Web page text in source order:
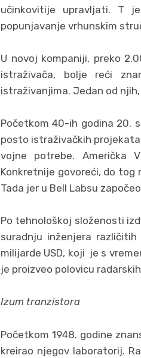
učinkovitije upravljati. T
popunjavanje vrhunskim
U novoj kompaniji, preko
istraživača, bolje reći
istraživanjima. Jedan od njih,
Početkom 40-ih godina 20.
posto istraživačkih
vojne potrebe. Američka
Konkretnije govoreći, do tog
Tada jer u Bell Labsu
Po tehnološkoj složenosti
suradnju inženjera
milijarde USD, koji je s
je proizveo polovicu
Izum tranzistora
Početkom 1948. godine
kreirao njegov laboratorij.